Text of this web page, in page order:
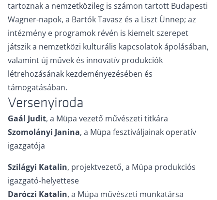
tartoznak a nemzetközileg is számon tartott Budapesti
Wagner-napok, a Bartók Tavasz és a Liszt Ünnep; az
intézmény e programok révén is kiemelt szerepet
játszik a nemzetközi kulturális kapcsolatok ápolásában,
valamint új művek és innovatív produkciók
létrehozásának kezdeményezésében és
támogatásában.
Versenyiroda
Gaál Judit, a Müpa vezető művészeti titkára
Szomolányi Janina, a Müpa fesztiváljainak operatív
igazgatója
Szilágyi Katalin, projektvezető, a Müpa produkciós
igazgató-helyettese
Daróczi Katalin, a Müpa művészeti munkatársa